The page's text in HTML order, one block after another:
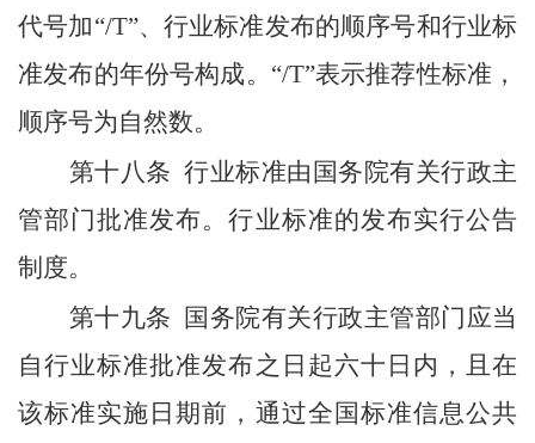
代号加“/T”、行业标准发布的顺序号和行业标
准发布的年份号构成。“/T”表示推荐性标准，
顺序号为自然数。
第十八条 行业标准由国务院有关行政主
管部门批准发布。行业标准的发布实行公告
制度。
第十九条
国务院有关行政主管部门应当
自行业标准批准发布之日起六十日内，且在
该标准实施日期前，通过全国标准信息公共